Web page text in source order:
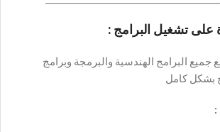
على تشغيل البرامج :
جميع البرامج الهندسية والبرمجة وبرامج
بشكل كامل
: